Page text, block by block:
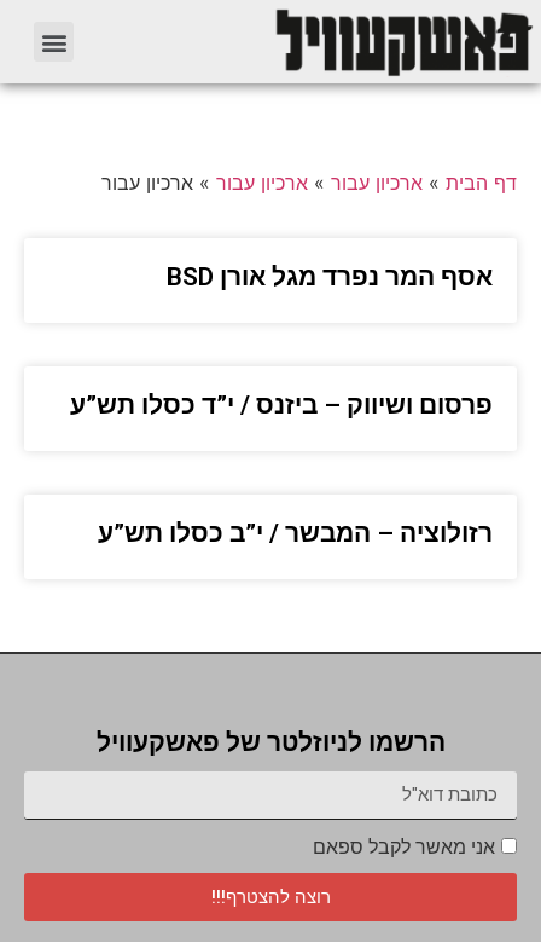
דף הבית » ארכיון עבור » ארכיון עבור » ארכיון עבור
אסף המר נפרד מגל אורן BSD
פרסום ושיווק – ביזנס / י”ד כסלו תש”ע
רזולוציה – המבשר / י”ב כסלו תש”ע
הרשמו לניוזלטר של פאשקעוויל
אני מאשר לקבל ספאם
רוצה להצטרף!!!